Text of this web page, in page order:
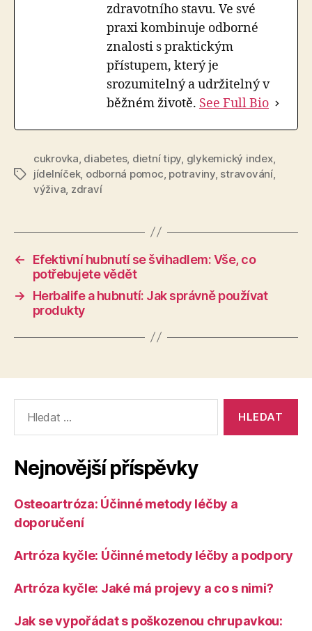
zdravotního stavu. Ve své
praxi kombinuje odborné
znalosti s praktickým
přístupem, který je
srozumitelný a udržitelný v
běžném životě. See Full Bio
Štítky
cukrovka diabetes, dietní tipy glykemický index,
jídelníček, odborná pomoc potraviny, stravování,
výživa zdraví
←
Efektivní hubnutí se švihadlem: Vše, co
potřebujete vědět
→
Herbalife a hubnutí: Jak správně používat
produkty
vyhledávání:
Nejnovější příspěvky
Osteoartróza: Účinné metody léčby a
doporučení
Artróza kyčle: Účinné metody léčby a podpory
Artróza kyčle: Jaké má projevy a co s nimi?
Jak se vypořádat s poškozenou chrupavkou: